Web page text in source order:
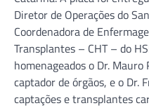
Diretor de Operações do
Coordenadora de
Transplantes – CHT – do
homenageados o Dr.
captador de órgãos, e o Dr.
captações e transplantes